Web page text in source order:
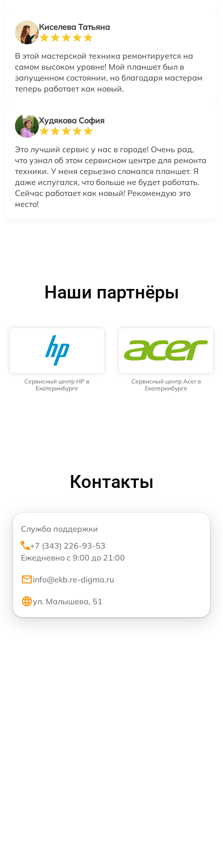
Киселева Татьяна
В этой мастерской техника ремонтируется на
самом высоком уровне! Мой планшет был в
запущенном состоянии, но благодаря мастерам
теперь работает как новый.
Худякова София
Это лучший сервис у нас в городе! Очень рад,
что узнал об этом сервисном центре для ремонта
техники. У меня серьезно сломался планшет. Я
даже испугался, что больше не будет работать.
Сейчас работает как новый! Рекомендую это
место!
Наши партнёры
Сервисный центр HP в
Екатеринбурге
Сервисный центр Acer в
Екатеринбурге
Контакты
Служба поддержки
+7 (343) 226-93-53
Ежедневно с 9:00 до 21:00
info@ekb.re-digma.ru
ул. Малышева, 51